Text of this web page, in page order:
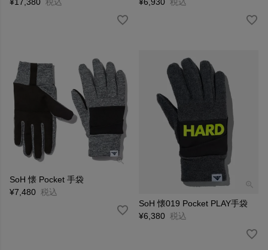
SoH 懐 Pocket 手袋
¥7,480 税込
SoH 懐019 Pocket PLAY手袋
¥6,380 税込